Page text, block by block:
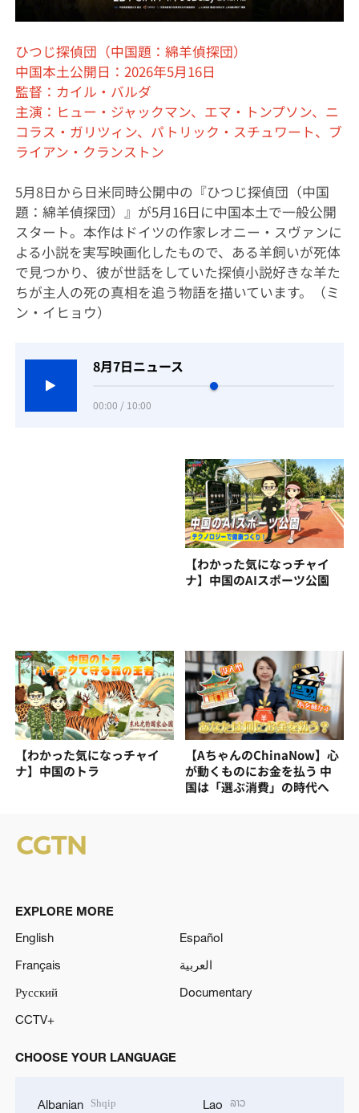
ひつじ探偵団（中国題：綿羊偵探団）
中国本土公開日：2026年5月16日
監督：カイル・バルダ
主演：ヒュー・ジャックマン、エマ・トンプソン、ニ
コラス・ガリツィン、パトリック・スチュワート、ブ
ライアン・クランストン
5月8日から日米同時公開中の『ひつじ探偵団（中国
題：綿羊偵探団）』が5月16日に中国本土で一般公開
スタート。本作はドイツの作家レオニー・スヴァンに
よる小説を実写映画化したもので、ある羊飼いが死体
で見つかり、彼が世話をしていた探偵小説好きな羊た
ちが主人の死の真相を追う物語を描いています。（ミ
ン・イヒョウ）
8月7日ニュース
00:00 / 10:00
【わかった気になっチャイ
ナ】中国のAIスポーツ公園
【わかった気になっチャイ
ナ】中国のトラ
【AちゃんのChinaNow】心
が動くものにお金を払う 中
国は「選ぶ消費」の時代へ
EXPLORE MORE
English
Español
Français
العربية
Русский
Documentary
CCTV+
CHOOSE YOUR LANGUAGE
Albanian Shqip Lao ລາວ